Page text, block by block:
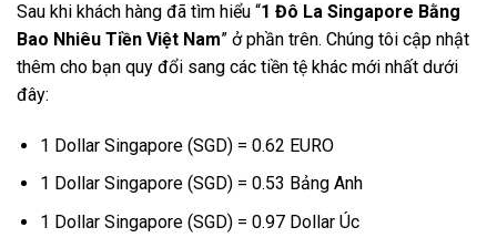
Sau khi khách hàng đã tìm hiểu “1 Đô La Singapore Bằng
Bao Nhiêu Tiền Việt Nam” ở phần trên. Chúng tôi cập nhật
thêm cho bạn quy đổi sang các tiền tệ khác mới nhất dưới
đây:
1 Dollar Singapore (SGD) = 0.62 EURO
1 Dollar Singapore (SGD) = 0.53 Bảng Anh
1 Dollar Singapore (SGD) = 0.97 Dollar Úc